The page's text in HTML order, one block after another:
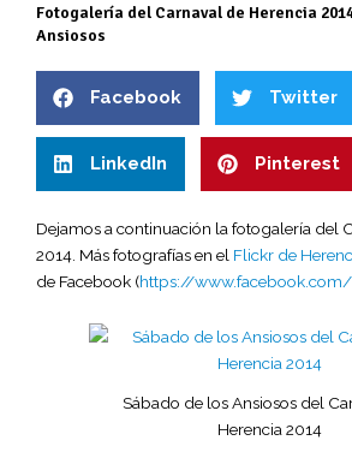
Fotogalería del Carnaval de Herencia
Ansiosos
Facebook Twitter
LinkedIn Pinterest
Dejamos a continuación la fotogalería del
2014. Más fotografías en el Flickr de
de Facebook (https://www.facebook.com/
Sábado de los Ansiosos del
Herencia 2014